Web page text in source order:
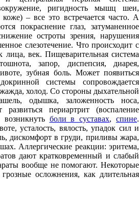
ригидность мышц шеи,
– все это встречается часто. А
покраснение глаз, затуманенное
остроты зрения, нарушения
слезотечение. Что происходит с
лица, век. Пищеварительная система
запор, диспепсия, диарея,
зубная боль. Может появиться
системы сопровождается
холод. Со стороны дыхательной
одышка, заложенность носа,
периартрит (воспаление
возникнуть боли в суставах,спине.
усталость, вялость, упадок сил и
дискомфорт в груди, приливы жара,
Аллергические реакции: эритема,
дают кратковременный и слабый
вообще не помогают. Некоторые
осложнения, как длительная